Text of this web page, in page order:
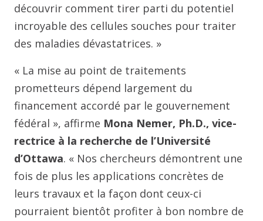
découvrir comment tirer parti du potentiel
incroyable des cellules souches pour traiter
des maladies dévastatrices. »
« La mise au point de traitements
prometteurs dépend largement du
financement accordé par le gouvernement
fédéral », affirme Mona Nemer, Ph.D., vice-
rectrice à la recherche de l’Université
d’Ottawa. « Nos chercheurs démontrent une
fois de plus les applications concrètes de
leurs travaux et la façon dont ceux-ci
pourraient bientôt profiter à bon nombre de